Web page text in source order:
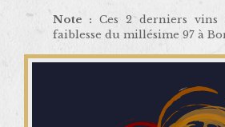
Note : Ces 2 derniers vins
faiblesse du millésime 97 à